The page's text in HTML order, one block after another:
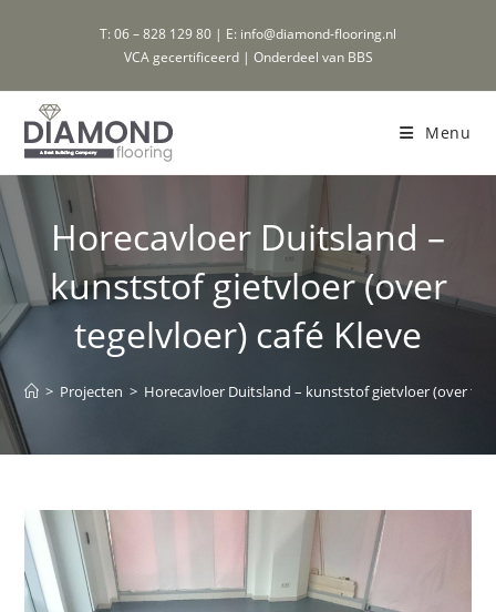
T: 06 – 828 129 80 | E: info@diamond-flooring.nl
VCA gecertificeerd | Onderdeel van BBS
Menu
Horecavloer Duitsland –
kunststof gietvloer (over
tegelvloer) café Kleve
> Projecten > Horecavloer Duitsland – kunststof gietvloer (over